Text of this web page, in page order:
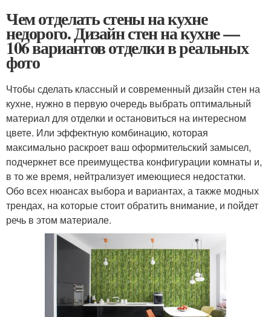
Чем отделать стены на кухне
недорого. Дизайн стен на кухне —
106 вариантов отделки в реальных
фото
Чтобы сделать классный и современный дизайн стен на
кухне, нужно в первую очередь выбрать оптимальный
материал для отделки и остановиться на интересном
цвете. Или эффектную комбинацию, которая
максимально раскроет ваш оформительский замысел,
подчеркнет все преимущества конфигурации комнаты и,
в то же время, нейтрализует имеющиеся недостатки.
Обо всех нюансах выбора и вариантах, а также модных
трендах, на которые стоит обратить внимание, и пойдет
речь в этом материале.